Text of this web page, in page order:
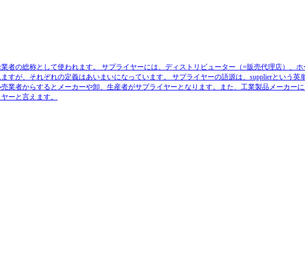
者の総称として使われます。
サプライヤーには、ディストリビューター（=販売代理店）、ホ
すが、それぞれの定義はあいまいになっています。
サプライヤーの語源は、supplierという英
業者からするとメーカーや卸、生産者がサプライヤーとなります。また、工業製品メーカー
ーと言えます。